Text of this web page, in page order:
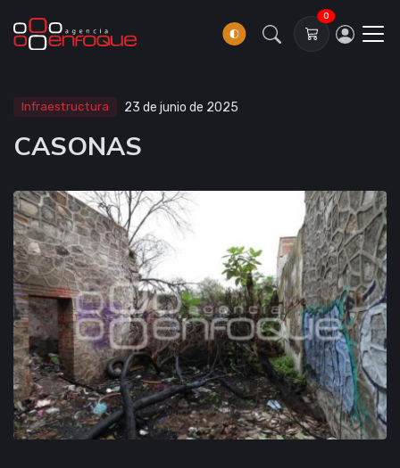
0
Infraestructura 23 de junio de 2025
CASONAS